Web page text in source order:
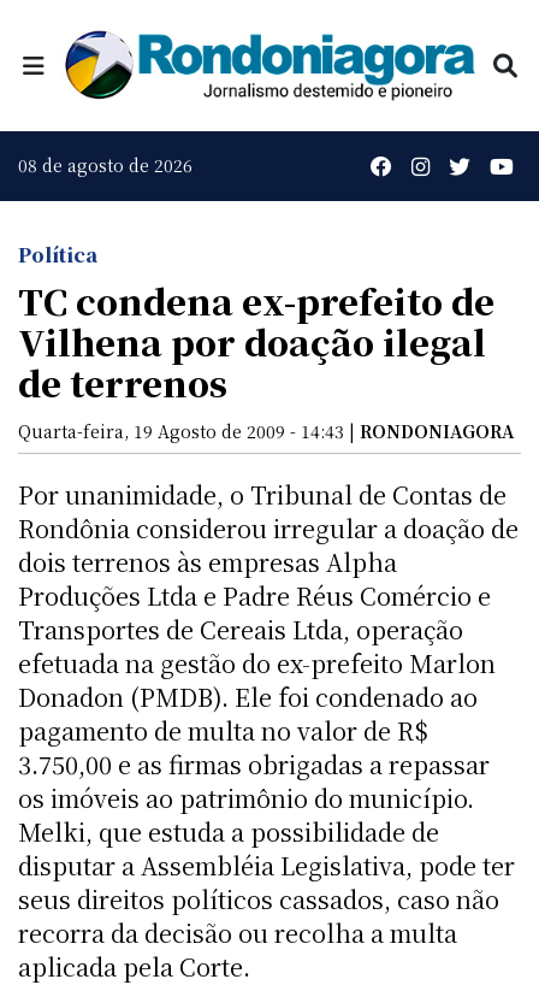
08 de agosto de 2026
Política
TC condena ex-prefeito de
Vilhena por doação ilegal
de terrenos
Quarta-feira, 19 Agosto de 2009 - 14:43 | RONDONIAGORA
Por unanimidade, o Tribunal de Contas de
Rondônia considerou irregular a doação de
dois terrenos às empresas Alpha
Produções Ltda e Padre Réus Comércio e
Transportes de Cereais Ltda, operação
efetuada na gestão do ex-prefeito Marlon
Donadon (PMDB). Ele foi condenado ao
pagamento de multa no valor de R$
3.750,00 e as firmas obrigadas a repassar
os imóveis ao patrimônio do município.
Melki, que estuda a possibilidade de
disputar a Assembléia Legislativa, pode ter
seus direitos políticos cassados, caso não
recorra da decisão ou recolha a multa
aplicada pela Corte.